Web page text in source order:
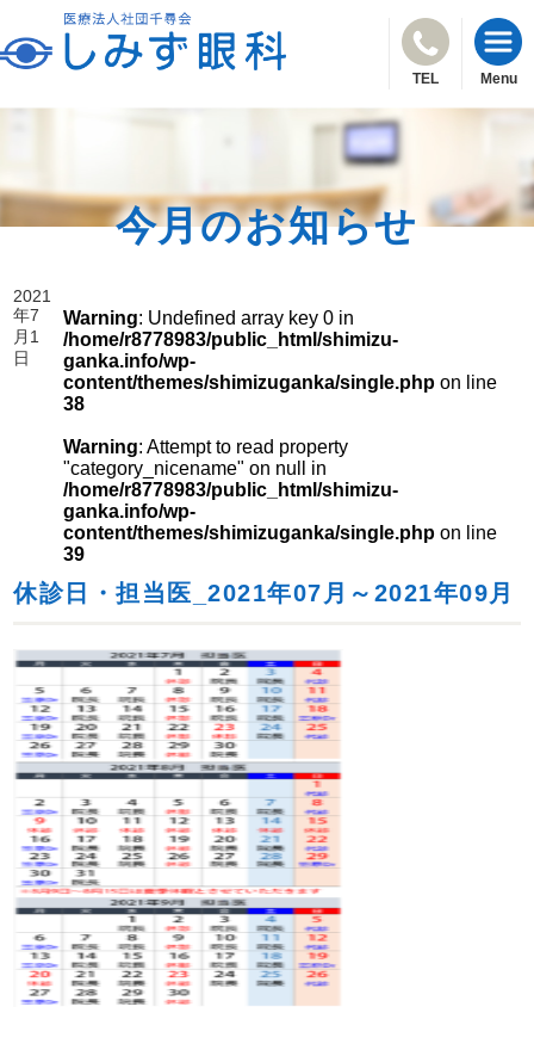
TEL Menu
今月のお知らせ
2021
年7
月1
日
Warning: Undefined array key 0 in
/home/r8778983/public_html/shimizu-
ganka.info/wp-
content/themes/shimizuganka/single.php on line
38
Warning: Attempt to read property
"category_nicename" on null in
/home/r8778983/public_html/shimizu-
ganka.info/wp-
content/themes/shimizuganka/single.php on line
39
休診日・担当医_2021年07月～2021年09月